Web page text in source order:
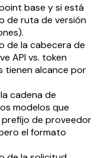
base y si está
de ruta de versión
de la cabecera de
API vs. token
tienen alcance por
cadena de
modelos que
de proveedor
el formato